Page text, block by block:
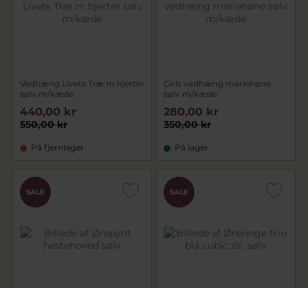
Vedhæng Livets Træ m hjerter
sølv m/kæde
550,00 kr
440,00 kr
På fjernlager
Girls vedhæng mariehøne
sølv m/kæde
350,00 kr
280,00 kr
På lager
SALE SALE